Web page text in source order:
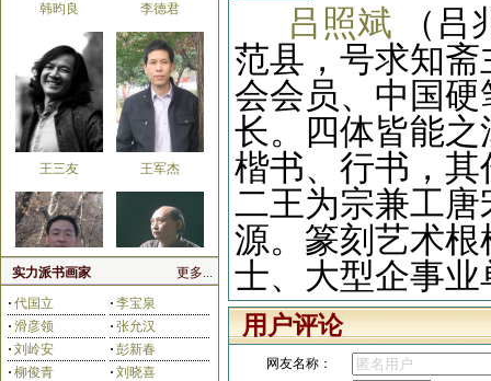
韩昀良 李德君
王三友 王军杰
田占峰 王长水
更多...
实力派书画家
· 代国立 · 李宝泉
· 滑彦领 · 张允汉
· 刘岭安 · 彭新春
· 柳俊青 · 刘晓喜
吕照斌 （吕
范县，号求知
会会员、中国
长。四体皆能
楷书、行书，
二王为宗兼工
源。篆刻艺术
士、大型企事业
用户评论
网友名称：